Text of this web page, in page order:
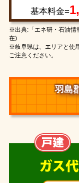
基本料金=
※出典:「エネ研・石油情
在)
※岐阜県は、エリアと使
ご注意ください。
羽島